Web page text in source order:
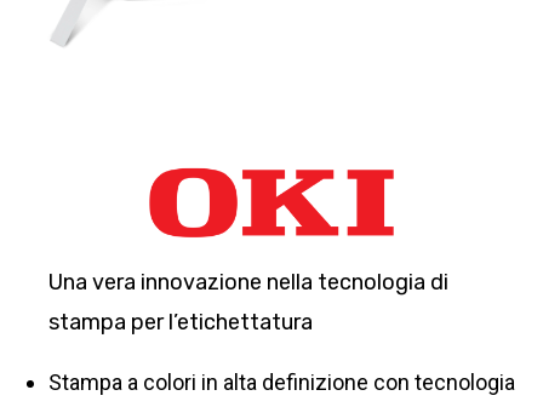
Una vera innovazione nella tecnologia di
stampa per l’etichettatura
Stampa a colori in alta definizione con tecnologia